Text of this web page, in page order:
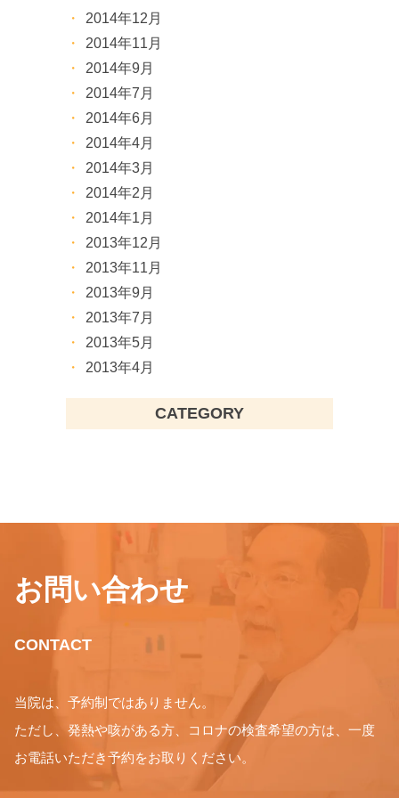
2014年12月
2014年11月
2014年9月
2014年7月
2014年6月
2014年4月
2014年3月
2014年2月
2014年1月
2013年12月
2013年11月
2013年9月
2013年7月
2013年5月
2013年4月
CATEGORY
お問い合わせ
CONTACT
当院は、予約制ではありません。
ただし、発熱や咳がある方、コロナの検査希望の方は、一度
お電話いただき予約をお取りください。